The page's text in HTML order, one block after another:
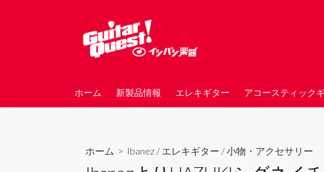
ホーム 新製品情報 エレキギター アコースティック
ホーム > Ibanez / エレキギター /小物・アクセサリー